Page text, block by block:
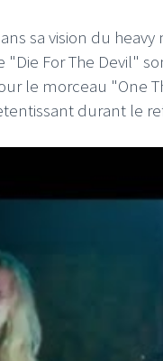
sa vision du
For The Devil"
le morceau "One
durant le